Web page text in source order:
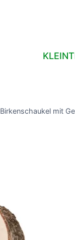
Birkenschaukel mit